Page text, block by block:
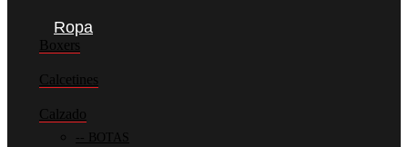
Ropa
Boxers
Calcetines
Calzado
BOTAS